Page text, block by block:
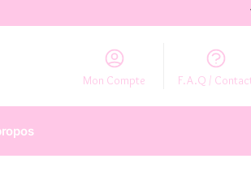
Mon Compte F.A.Q /